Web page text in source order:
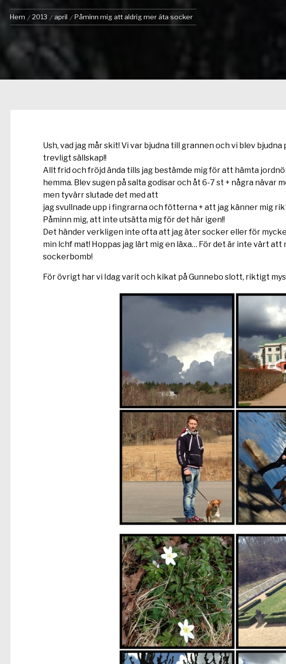
Hem 2013 april Påminn mig att aldrig mer äta socker
Ush, vad jag mår skit! Vi var bjudna till grannen och vi blev bjudna
trevligt sällskap!!
Allt frid och fröjd ända tills jag bestämde mig för att hämta
hemma. Blev sugen på salta godisar och åt 6-7 st + några nävar
men tyvärr slutade det med att
jag svullnade upp i fingrarna och fötterna + att jag känner mig
Påminn mig, att inte utsätta mig för det här igen!!
Det händer verkligen inte ofta att jag äter socker eller för
min lchf mat! Hoppas jag lärt mig en läxa… För det är inte värt
sockerbomb!
För övrigt har vi Idag varit och kikat på Gunnebo slott, riktigt